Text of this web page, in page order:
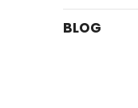
BLOG